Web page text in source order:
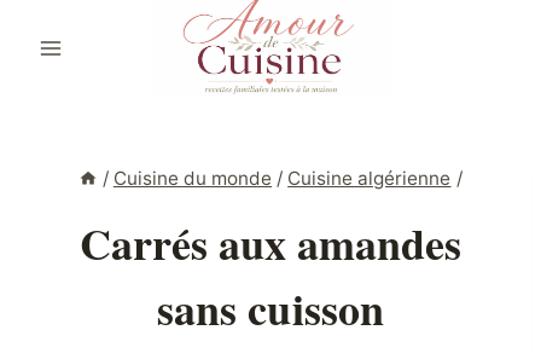
/ Cuisine du monde / Cuisine algérienne /
Carrés aux amandes
sans cuisson